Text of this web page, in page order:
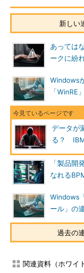
新しい
あっては
ークに紛
Windows
「WinRE
データが
る？
「製品開
なれる
Windows
ール」の
過去の
関連資料（ホワイ